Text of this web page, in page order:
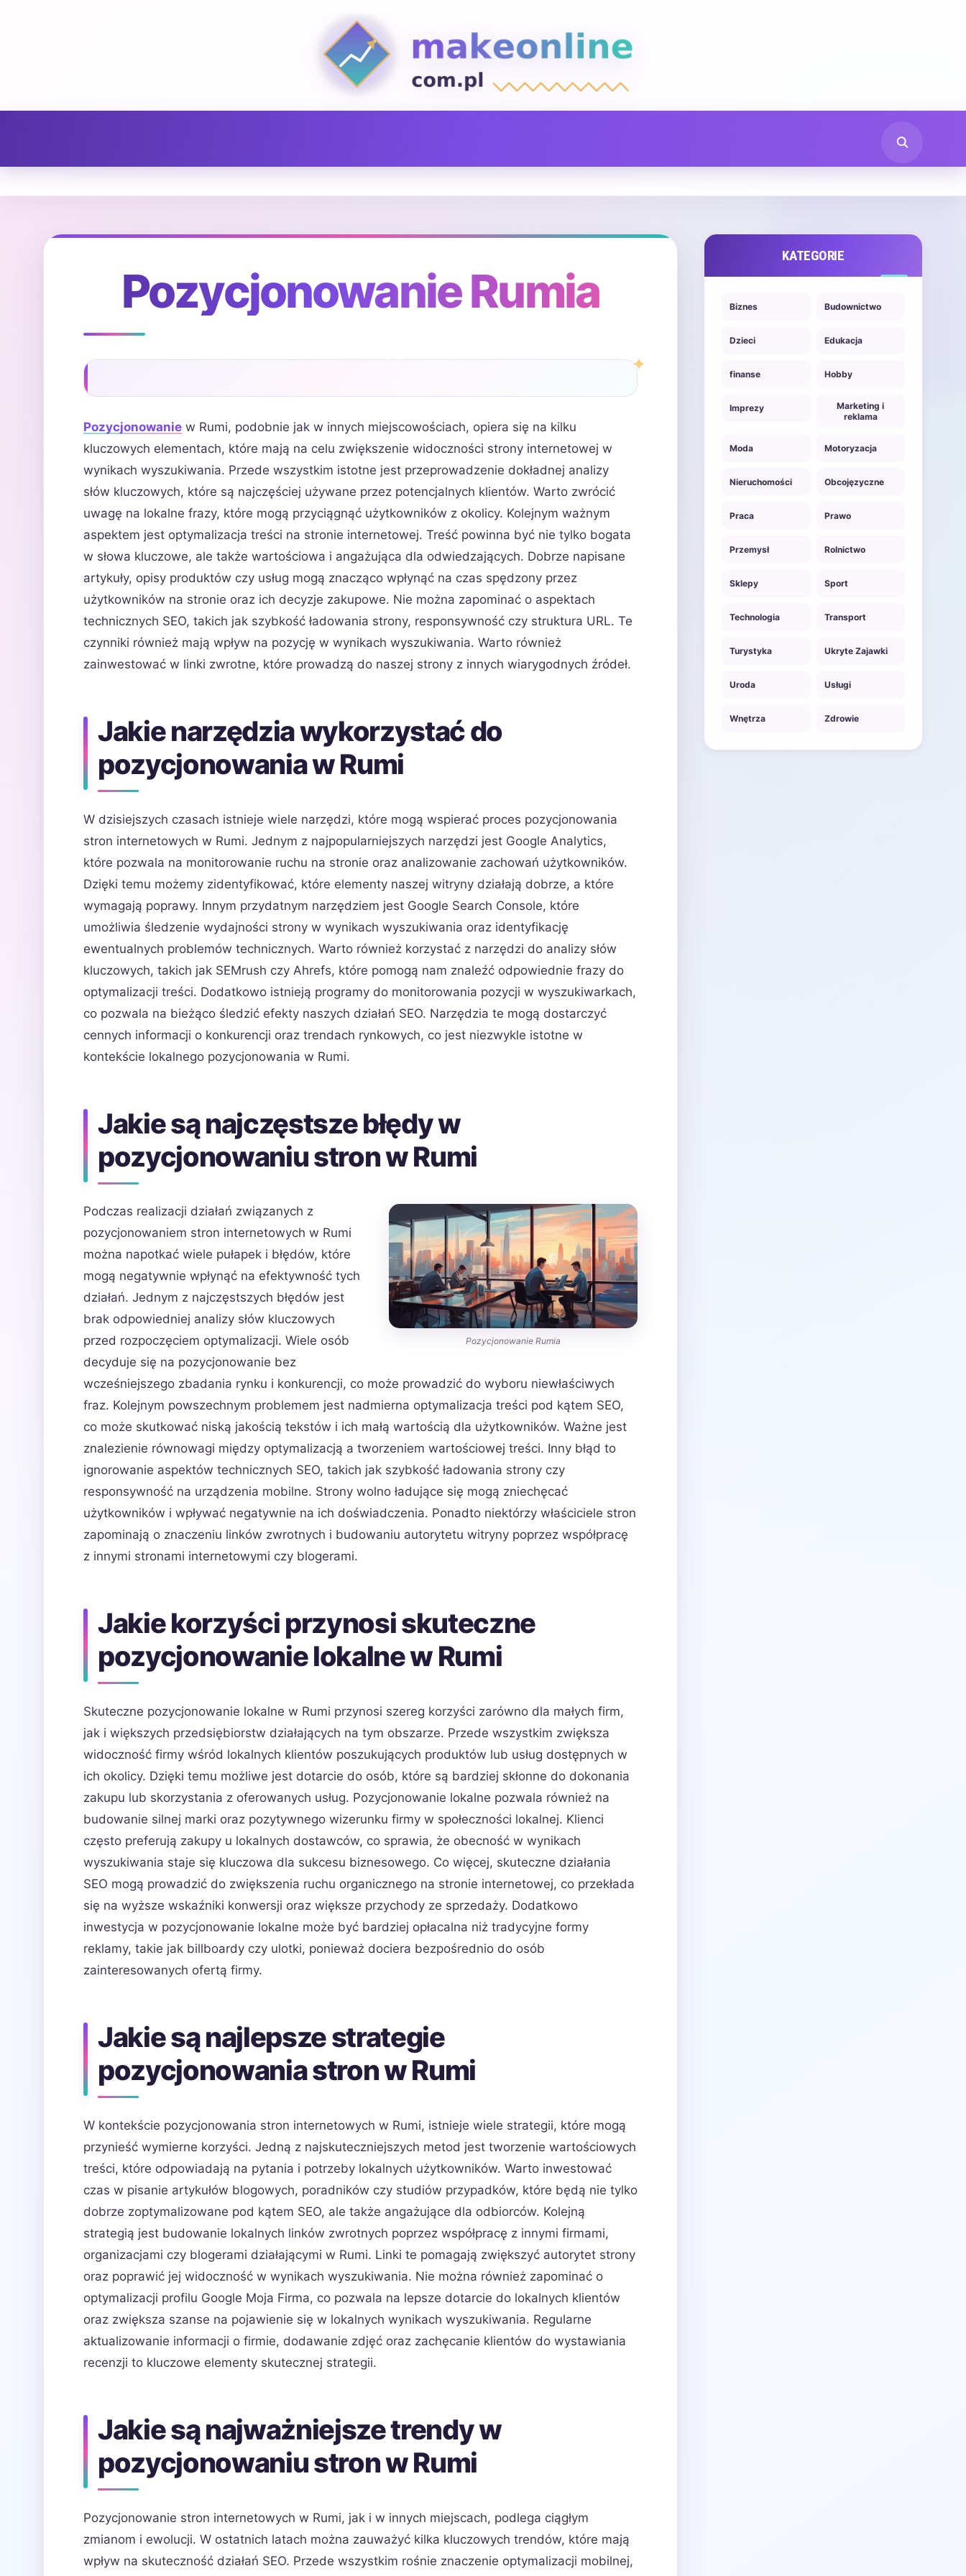
Pozycjonowanie Rumia
Pozycjonowanie w Rumi, podobnie jak w innych miejscowościach, opiera się na kilku
kluczowych elementach, które mają na celu zwiększenie widoczności strony internetowej w
wynikach wyszukiwania. Przede wszystkim istotne jest przeprowadzenie dokładnej analizy
słów kluczowych, które są najczęściej używane przez potencjalnych klientów. Warto zwrócić
uwagę na lokalne frazy, które mogą przyciągnąć użytkowników z okolicy. Kolejnym ważnym
aspektem jest optymalizacja treści na stronie internetowej. Treść powinna być nie tylko bogata
w słowa kluczowe, ale także wartościowa i angażująca dla odwiedzających. Dobrze napisane
artykuły, opisy produktów czy usług mogą znacząco wpłynąć na czas spędzony przez
użytkowników na stronie oraz ich decyzje zakupowe. Nie można zapominać o aspektach
technicznych SEO, takich jak szybkość ładowania strony, responsywność czy struktura URL. Te
czynniki również mają wpływ na pozycję w wynikach wyszukiwania. Warto również
zainwestować w linki zwrotne, które prowadzą do naszej strony z innych wiarygodnych źródeł.
Jakie narzędzia wykorzystać do
pozycjonowania w Rumi
W dzisiejszych czasach istnieje wiele narzędzi, które mogą wspierać proces pozycjonowania
stron internetowych w Rumi. Jednym z najpopularniejszych narzędzi jest Google Analytics,
które pozwala na monitorowanie ruchu na stronie oraz analizowanie zachowań użytkowników.
Dzięki temu możemy zidentyfikować, które elementy naszej witryny działają dobrze, a które
wymagają poprawy. Innym przydatnym narzędziem jest Google Search Console, które
umożliwia śledzenie wydajności strony w wynikach wyszukiwania oraz identyfikację
ewentualnych problemów technicznych. Warto również korzystać z narzędzi do analizy słów
kluczowych, takich jak SEMrush czy Ahrefs, które pomogą nam znaleźć odpowiednie frazy do
optymalizacji treści. Dodatkowo istnieją programy do monitorowania pozycji w wyszukiwarkach,
co pozwala na bieżąco śledzić efekty naszych działań SEO. Narzędzia te mogą dostarczyć
cennych informacji o konkurencji oraz trendach rynkowych, co jest niezwykle istotne w
kontekście lokalnego pozycjonowania w Rumi.
Jakie są najczęstsze błędy w
pozycjonowaniu stron w Rumi
Pozycjonowanie Rumia
Podczas realizacji działań związanych z
pozycjonowaniem stron internetowych w Rumi
można napotkać wiele pułapek i błędów, które
mogą negatywnie wpłynąć na efektywność tych
działań. Jednym z najczęstszych błędów jest
brak odpowiedniej analizy słów kluczowych
przed rozpoczęciem optymalizacji. Wiele osób
decyduje się na pozycjonowanie bez
wcześniejszego zbadania rynku i konkurencji, co może prowadzić do wyboru niewłaściwych
fraz. Kolejnym powszechnym problemem jest nadmierna optymalizacja treści pod kątem SEO,
co może skutkować niską jakością tekstów i ich małą wartością dla użytkowników. Ważne jest
znalezienie równowagi między optymalizacją a tworzeniem wartościowej treści. Inny błąd to
ignorowanie aspektów technicznych SEO, takich jak szybkość ładowania strony czy
responsywność na urządzenia mobilne. Strony wolno ładujące się mogą zniechęcać
użytkowników i wpływać negatywnie na ich doświadczenia. Ponadto niektórzy właściciele stron
zapominają o znaczeniu linków zwrotnych i budowaniu autorytetu witryny poprzez współpracę
z innymi stronami internetowymi czy blogerami.
Jakie korzyści przynosi skuteczne
pozycjonowanie lokalne w Rumi
Skuteczne pozycjonowanie lokalne w Rumi przynosi szereg korzyści zarówno dla małych firm,
jak i większych przedsiębiorstw działających na tym obszarze. Przede wszystkim zwiększa
widoczność firmy wśród lokalnych klientów poszukujących produktów lub usług dostępnych w
ich okolicy. Dzięki temu możliwe jest dotarcie do osób, które są bardziej skłonne do dokonania
zakupu lub skorzystania z oferowanych usług. Pozycjonowanie lokalne pozwala również na
budowanie silnej marki oraz pozytywnego wizerunku firmy w społeczności lokalnej. Klienci
często preferują zakupy u lokalnych dostawców, co sprawia, że obecność w wynikach
wyszukiwania staje się kluczowa dla sukcesu biznesowego. Co więcej, skuteczne działania
SEO mogą prowadzić do zwiększenia ruchu organicznego na stronie internetowej, co przekłada
się na wyższe wskaźniki konwersji oraz większe przychody ze sprzedaży. Dodatkowo
inwestycja w pozycjonowanie lokalne może być bardziej opłacalna niż tradycyjne formy
reklamy, takie jak billboardy czy ulotki, ponieważ dociera bezpośrednio do osób
zainteresowanych ofertą firmy.
Jakie są najlepsze strategie
pozycjonowania stron w Rumi
W kontekście pozycjonowania stron internetowych w Rumi, istnieje wiele strategii, które mogą
przynieść wymierne korzyści. Jedną z najskuteczniejszych metod jest tworzenie wartościowych
treści, które odpowiadają na pytania i potrzeby lokalnych użytkowników. Warto inwestować
czas w pisanie artykułów blogowych, poradników czy studiów przypadków, które będą nie tylko
dobrze zoptymalizowane pod kątem SEO, ale także angażujące dla odbiorców. Kolejną
strategią jest budowanie lokalnych linków zwrotnych poprzez współpracę z innymi firmami,
organizacjami czy blogerami działającymi w Rumi. Linki te pomagają zwiększyć autorytet strony
oraz poprawić jej widoczność w wynikach wyszukiwania. Nie można również zapominać o
optymalizacji profilu Google Moja Firma, co pozwala na lepsze dotarcie do lokalnych klientów
oraz zwiększa szanse na pojawienie się w lokalnych wynikach wyszukiwania. Regularne
aktualizowanie informacji o firmie, dodawanie zdjęć oraz zachęcanie klientów do wystawiania
recenzji to kluczowe elementy skutecznej strategii.
Jakie są najważniejsze trendy w
pozycjonowaniu stron w Rumi
Pozycjonowanie stron internetowych w Rumi, jak i w innych miejscach, podlega ciągłym
zmianom i ewolucji. W ostatnich latach można zauważyć kilka kluczowych trendów, które mają
wpływ na skuteczność działań SEO. Przede wszystkim rośnie znaczenie optymalizacji mobilnej,
KATEGORIE
Biznes Budownictwo
Dzieci Edukacja
finanse Hobby
Imprezy
Marketing i
reklama
Moda Motoryzacja
Nieruchomości Obcojęzyczne
Praca Prawo
Przemysł Rolnictwo
Sklepy Sport
Technologia Transport
Turystyka Ukryte Zajawki
Uroda Usługi
Wnętrza Zdrowie